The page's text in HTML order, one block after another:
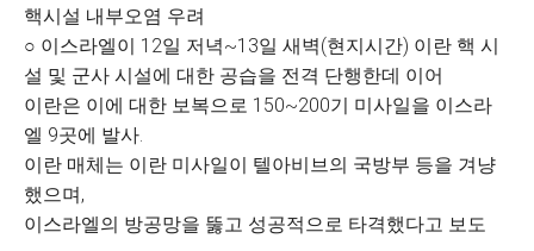
핵시설 내부오염 우려
○ 이스라엘이 12일 저녁~13일 새벽(현지시간) 이란 핵 시
설 및 군사 시설에 대한 공습을 전격 단행한데 이어
이란은 이에 대한 보복으로 150~200기 미사일을 이스라
엘 9곳에 발사.
이란 매체는 이란 미사일이 텔아비브의 국방부 등을 겨냥
했으며,
이스라엘의 방공망을 뚫고 성공적으로 타격했다고 보도